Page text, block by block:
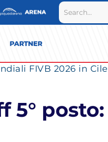
FIVB 2026 in Cile
5° posto: